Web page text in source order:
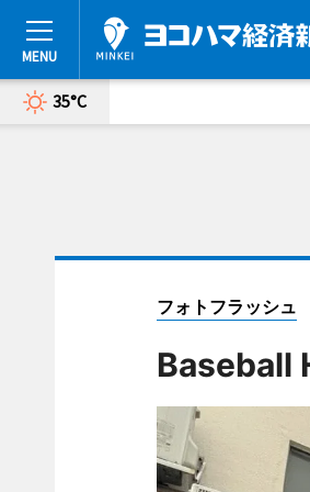
35°C
フォトフラッシュ
Baseball